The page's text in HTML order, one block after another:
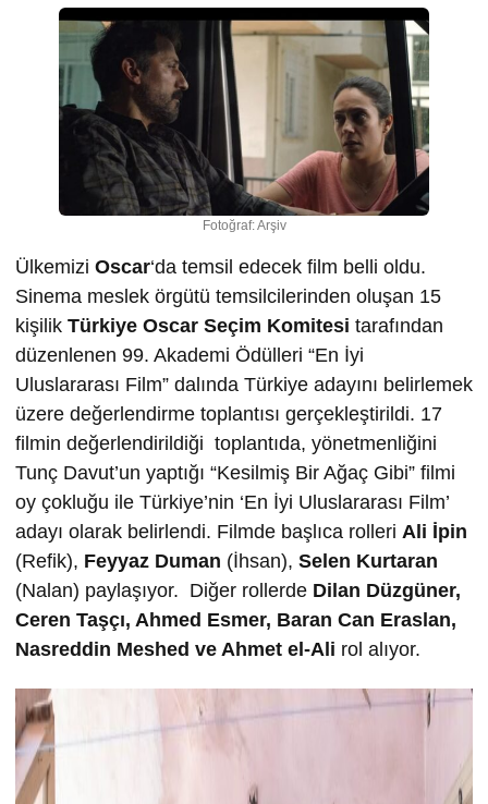
Fotoğraf: Arşiv
Ülkemizi Oscar‘da temsil edecek film belli oldu.
Sinema meslek örgütü temsilcilerinden oluşan 15
kişilik Türkiye Oscar Seçim Komitesi tarafından
düzenlenen 99. Akademi Ödülleri “En İyi
Uluslararası Film” dalında Türkiye adayını belirlemek
üzere değerlendirme toplantısı gerçekleştirildi. 17
filmin değerlendirildiği toplantıda, yönetmenliğini
Tunç Davut’un yaptığı “Kesilmiş Bir Ağaç Gibi” filmi
oy çokluğu ile Türkiye’nin ‘En İyi Uluslararası Film’
adayı olarak belirlendi. Filmde başlıca rolleri Ali İpin
(Refik), Feyyaz Duman (İhsan), Selen Kurtaran
(Nalan) paylaşıyor. Diğer rollerde Dilan Düzgüner,
Ceren Taşçı, Ahmed Esmer, Baran Can Eraslan,
Nasreddin Meshed ve Ahmet el-Ali rol alıyor.